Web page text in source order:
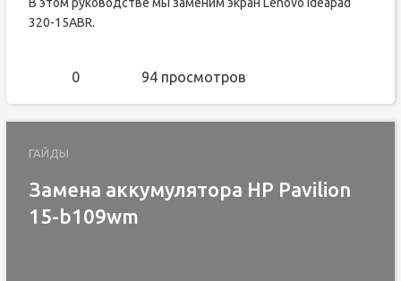
320-15ABR.
0 94 просмотров
ГАЙДЫ
Замена аккумулятора HP Pavilion
15-b109wm